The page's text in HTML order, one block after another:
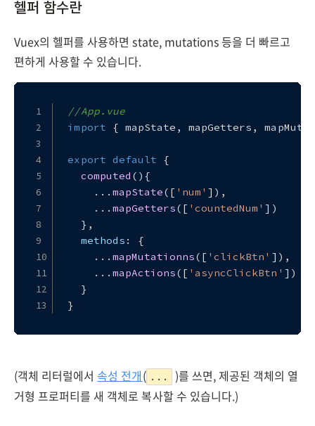
헬퍼 함수란
Vuex의 헬퍼를 사용하면 state, mutations 등을 더 빠르고
편하게 사용할 수 있습니다.
//App.vue
import { mapState, mapGetters,
export default {
computed ( ){
    ...
mapState([ 'num' ]),
    ...
mapGetters([ 'countedNum' ])
  },
methods : {
    ...
mapMutationns([ 'clickBtn' ]),
    ...
mapActions([ 'asyncClickBtn' ])
  }
}
(객체 리터럴에서속성 전개( ...
)를 쓰면, 제공된 객체의 열
거형 프로퍼티를 새 객체로 복사할 수 있습니다.)